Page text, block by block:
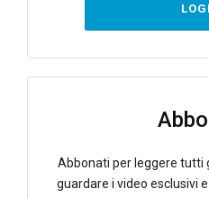
Abbonati per leggere tutti
guardare i video esclusivi